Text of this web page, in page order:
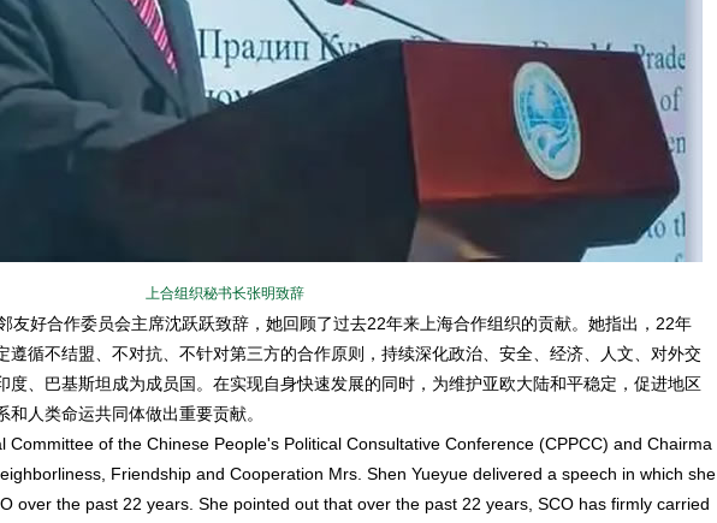
上合组织秘书长张明致辞
好合作委员会主席沈跃跃致辞，她回顾了过去22年来上海合作组织的贡献。她指出，22年
遵循不结盟、不对抗、不针对第三方的合作原则，持续深化政治、安全、经济、人文、对外交
度、巴基斯坦成为成员国。在实现自身快速发展的同时，为维护亚欧大陆和平稳定，促进地区
人类命运共同体做出重要贡献。
of the Chinese People's Political Consultative Conference (CPPCC) and Chairma
Friendship and Cooperation Mrs. Shen Yueyue delivered a speech in which she
over the past 22 years. She pointed out that over the past 22 years, SCO has firmly carried